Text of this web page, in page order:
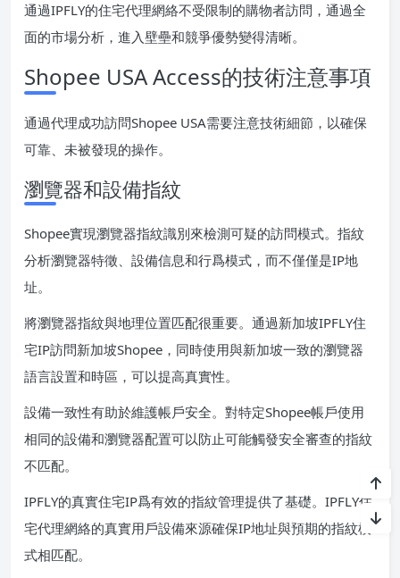
通過IPFLY的住宅代理網絡不受限制的購物者訪問，通過全
面的市場分析，進入壁壘和競爭優勢變得清晰。
Shopee USA Access的技術注意事項
通過代理成功訪問Shopee USA需要注意技術細節，以確保
可靠、未被發現的操作。
瀏覽器和設備指紋
Shopee實現瀏覽器指紋識別來檢測可疑的訪問模式。指紋
分析瀏覽器特徵、設備信息和行爲模式，而不僅僅是IP地
址。
將瀏覽器指紋與地理位置匹配很重要。通過新加坡IPFLY住
宅IP訪問新加坡Shopee，同時使用與新加坡一致的瀏覽器
語言設置和時區，可以提高真實性。
設備一致性有助於維護帳戶安全。對特定Shopee帳戶使用
相同的設備和瀏覽器配置可以防止可能觸發安全審查的指紋
不匹配。
IPFLY的真實住宅IP爲有效的指紋管理提供了基礎。IPFLY住
宅代理網絡的真實用戶設備來源確保IP地址與預期的指紋模
式相匹配。